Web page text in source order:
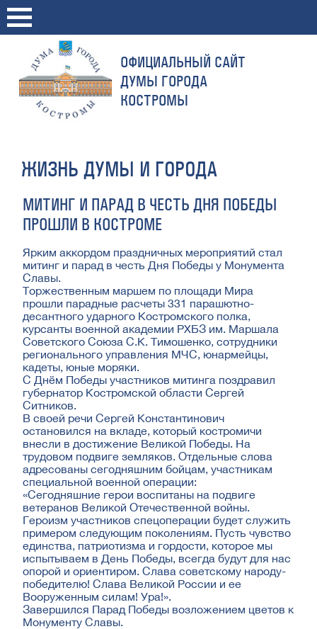
ОФИЦИАЛЬНЫЙ САЙТ
ДУМЫ ГОРОДА
КОСТРОМЫ
ЖИЗНЬ ДУМЫ И ГОРОДА
МИТИНГ И ПАРАД В ЧЕСТЬ ДНЯ ПОБЕДЫ
ПРОШЛИ В КОСТРОМЕ
Ярким аккордом праздничных мероприятий стал
митинг и парад в честь Дня Победы у Монумента
Славы.
Торжественным маршем по площади Мира
прошли парадные расчеты 331 парашютно-
десантного ударного Костромского полка,
курсанты военной академии РХБЗ им. Маршала
Советского Союза С.К. Тимошенко, сотрудники
регионального управления МЧС, юнармейцы,
кадеты, юные моряки.
С Днём Победы участников митинга поздравил
губернатор Костромской области Сергей
Ситников.
В своей речи Сергей Константинович
остановился на вкладе, который костромичи
внесли в достижение Великой Победы. На
трудовом подвиге земляков. Отдельные слова
адресованы сегодняшним бойцам, участникам
специальной военной операции:
«Сегодняшние герои воспитаны на подвиге
ветеранов Великой Отечественной войны.
Героизм участников спецоперации будет служить
примером следующим поколениям. Пусть чувство
единства, патриотизма и гордости, которое мы
испытываем в День Победы, всегда будут для нас
опорой и ориентиром. Слава советскому народу-
победителю! Слава Великой России и ее
Вооруженным силам! Ура!».
Завершился Парад Победы возложением цветов к
Монументу Славы.